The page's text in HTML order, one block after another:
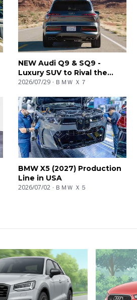
NEW Audi Q9 & SQ9 -
Luxury SUV to Rival the
BMW X7
2026/07/29 ＢＭＷ Ｘ７
BMW X5 (2027) Production
Line in USA
2026/07/02 ＢＭＷ Ｘ５